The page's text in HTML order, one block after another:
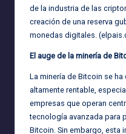
de la industria de las
creación de una reserva
monedas digitales. (
El auge de la minería de
La minería de Bitcoin se
altamente rentable,
empresas que operan
tecnología avanzada para
Bitcoin. Sin embargo, esta